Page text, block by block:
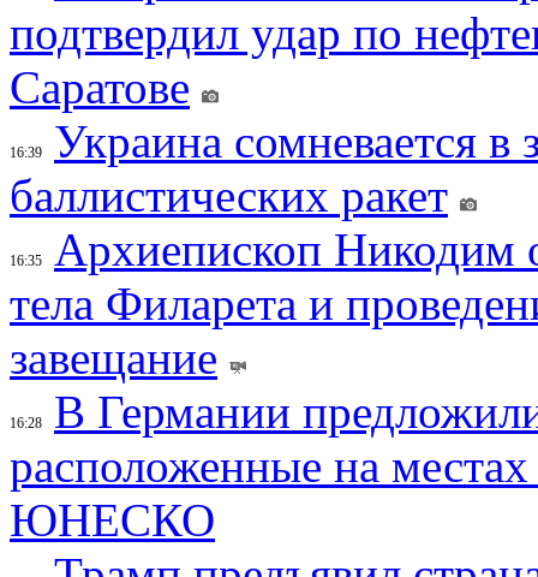
подтвердил удар по
Саратове
16:39
Украина сомневается в
баллистических ракет
16:35
Архиепископ
тела Филарета и
завещание
16:28
В Германии
расположенные на
ЮНЕСКО